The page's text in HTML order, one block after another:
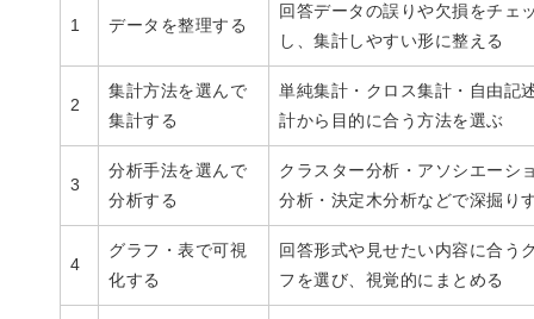
1 データを整理する
回答データの誤りや欠損をチェ
し、集計しやすい形に整える
2
集計方法を選んで
集計する
単純集計・クロス集計・自由記
計から目的に合う方法を選ぶ
3
分析手法を選んで
分析する
クラスター分析・アソシエーシ
分析・決定木分析などで深掘り
4
グラフ・表で可視
化する
回答形式や見せたい内容に合う
フを選び、視覚的にまとめる